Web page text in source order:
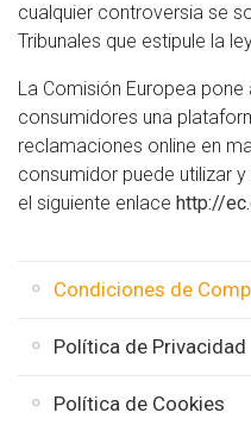
cualquier controversia se
Tribunales que estipule la
La Comisión Europea
consumidores una
reclamaciones online en
consumidor puede utilizar
el siguiente enlace http://
Condiciones de
Política de Privacidad
Política de Cookies